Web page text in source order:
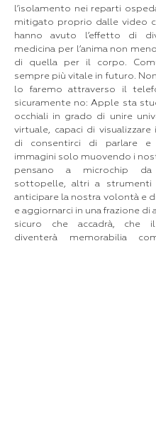
l’isolamento nei reparti
mitigato proprio dalle video
hanno avuto l’effetto di
medicina per l’anima non
di quella per il corpo.
sempre più vitale in futuro.
lo faremo attraverso il
sicuramente no: Apple sta
occhiali in grado di unire
virtuale, capaci di visualizzare
di consentirci di parlare e
immagini solo muovendo i
pensano a microchip da
sottopelle, altri a strumenti
anticipare la nostra volontà e
e aggiornarci in una frazione di
sicuro che accadrà, che
diventerà memorabilia